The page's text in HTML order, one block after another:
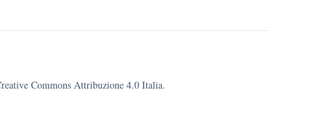
Commons Attribuzione 4.0 Italia.